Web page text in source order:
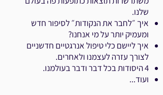
שלנו.
איך ״לחבר את הנקודות״ לסיפור חדש
ומעמיק יותר על מי אנחנו?
איך ליישם כלי טיפול אנרגטיים חדשניים
לצורך עזרה לעצמנו ולאחרים.
4 היסודות בכל דבר ודבר בעולמנו.
ועוד...